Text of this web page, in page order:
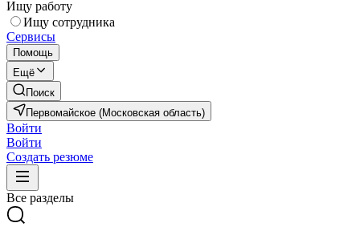
Ищу работу
Ищу сотрудника
Сервисы
Помощь
Ещё
Поиск
Первомайское (Московская область)
Войти
Войти
Создать резюме
Все разделы